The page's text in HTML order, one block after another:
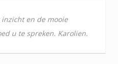
en de mooie
u te spreken. Karolien.